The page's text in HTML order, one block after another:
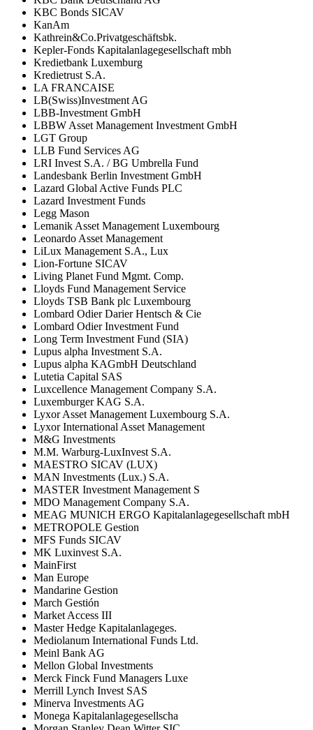
KBC Bonds SICAV
KanAm
Kathrein&Co.Privatgeschäftsbk.
Kepler-Fonds Kapitalanlagegesellschaft mbh
Kredietbank Luxemburg
Kredietrust S.A.
LA FRANCAISE
LB(Swiss)Investment AG
LBB-Investment GmbH
LBBW Asset Management Investment GmbH
LGT Group
LLB Fund Services AG
LRI Invest S.A. / BG Umbrella Fund
Landesbank Berlin Investment GmbH
Lazard Global Active Funds PLC
Lazard Investment Funds
Legg Mason
Lemanik Asset Management Luxembourg
Leonardo Asset Management
LiLux Management S.A., Lux
Lion-Fortune SICAV
Living Planet Fund Mgmt. Comp.
Lloyds Fund Management Service
Lloyds TSB Bank plc Luxembourg
Lombard Odier Darier Hentsch & Cie
Lombard Odier Investment Fund
Long Term Investment Fund (SIA)
Lupus alpha Investment S.A.
Lupus alpha KAGmbH Deutschland
Lutetia Capital SAS
Luxcellence Management Company S.A.
Luxemburger KAG S.A.
Lyxor Asset Management Luxembourg S.A.
Lyxor International Asset Management
M&G Investments
M.M. Warburg-LuxInvest S.A.
MAESTRO SICAV (LUX)
MAN Investments (Lux.) S.A.
MASTER Investment Management S
MDO Management Company S.A.
MEAG MUNICH ERGO Kapitalanlagegesellschaft mbH
METROPOLE Gestion
MFS Funds SICAV
MK Luxinvest S.A.
MainFirst
Man Europe
Mandarine Gestion
March Gestión
Market Access III
Master Hedge Kapitalanlageges.
Mediolanum International Funds Ltd.
Meinl Bank AG
Mellon Global Investments
Merck Finck Fund Managers Luxe
Merrill Lynch Invest SAS
Minerva Investments AG
Monega Kapitalanlagegesellscha